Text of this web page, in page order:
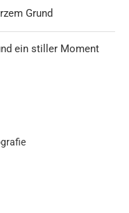
Grund
ein stiller Moment